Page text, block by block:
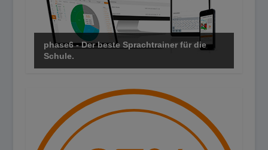
phase6 - Der beste Sprachtrainer für die
Schule.